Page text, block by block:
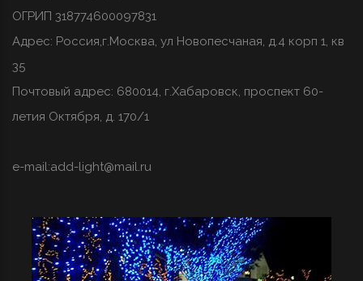
ОГРИП 318774600097831
Адрес: Россия,г.Москва, ул Новопесчаная, д.4 корп 1, кв
35
Почтовый адрес: 680014, г.Хабаровск, проспект 60-
летия Октября, д. 170/1
e-mail:add-light@mail.ru